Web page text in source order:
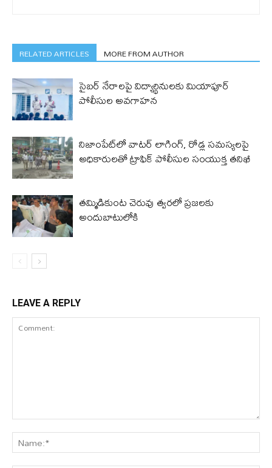
RELATED ARTICLES MORE FROM AUTHOR
సైబర్ నేరాలపై విద్యార్థినులకు మియాపూర్
పోలీసుల అవగాహన
నిజాంపేట్‌లో వాటర్ లాగింగ్, రోడ్ల సమస్యలపై
అధికారులతో ట్రాఫిక్ పోలీసుల సంయుక్త తనిఖీ
తమ్మిడికుంట చెరువు త్వరలో ప్రజలకు
అందుబాటులోకి
LEAVE A REPLY